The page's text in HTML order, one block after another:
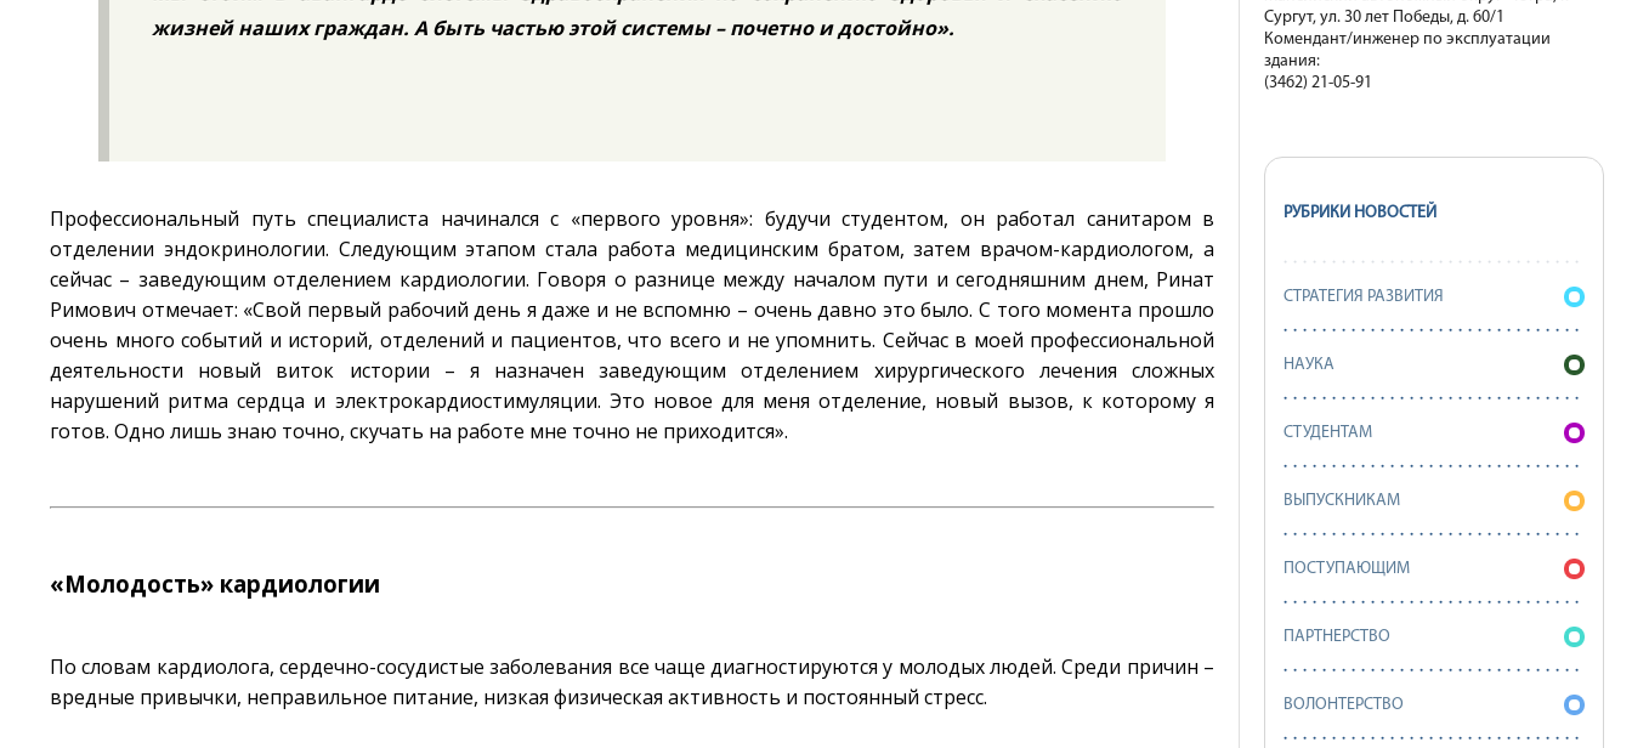
жизней наших граждан. А быть частью этой системы – почетно и достойно».
Профессиональный путь специалиста начинался с «первого уровня»: будучи студентом, он работал санитаром в
отделении эндокринологии. Следующим этапом стала работа медицинским братом, затем врачом-кардиологом, а
сейчас – заведующим отделением кардиологии. Говоря о разнице между началом пути и сегодняшним днем, Ринат
Римович отмечает: «Свой первый рабочий день я даже и не вспомню – очень давно это было. С того момента прошло
очень много событий и историй, отделений и пациентов, что всего и не упомнить. Сейчас в моей профессиональной
деятельности новый виток истории – я назначен заведующим отделением хирургического лечения сложных
нарушений ритма сердца и электрокардиостимуляции. Это новое для меня отделение, новый вызов, к которому я
готов. Одно лишь знаю точно, скучать на работе мне точно не приходится».
«Молодость» кардиологии
По словам кардиолога, сердечно-сосудистые заболевания все чаще диагностируются у молодых людей. Среди причин –
вредные привычки, неправильное питание, низкая физическая активность и постоянный стресс.
Сургут, ул. 30 лет Победы, д. 60/1
Комендант/инженер по эксплуатации
здания:
(3462) 21-05-91
РУБРИКИ НОВОСТЕЙ
СТРАТЕГИЯ РАЗВИТИЯ
НАУКА
СТУДЕНТАМ
ВЫПУСКНИКАМ
ПОСТУПАЮЩИМ
ПАРТНЕРСТВО
ВОЛОНТЕРСТВО